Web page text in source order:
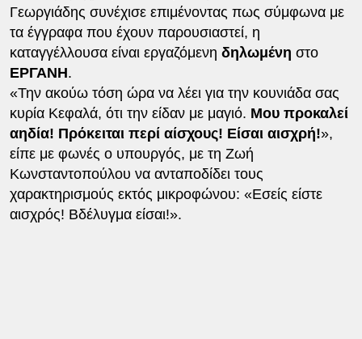
Γεωργιάδης συνέχισε επιμένοντας πως σύμφωνα με
τα έγγραφα που έχουν παρουσιαστεί, η
καταγγέλλουσα είναι εργαζόμενη δηλωμένη στο
ΕΡΓΑΝΗ.
«Την ακούω τόση ώρα να λέει για την κουνιάδα σας
κυρία Κεφαλά, ότι την είδαν με μαγιό. Μου προκαλεί
αηδία! Πρόκειται περί αίσχους! Είσαι αισχρή!»,
είπε με φωνές ο υπουργός, με τη Ζωή
Κωνσταντοπούλου να ανταποδίδει τους
χαρακτηρισμούς εκτός μικροφώνου: «Εσείς είστε
αισχρός! Βδέλυγμα είσαι!».